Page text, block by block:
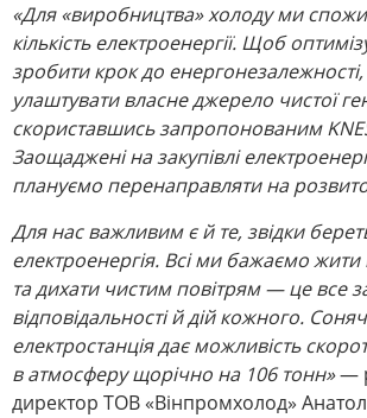
«Для «виробництва» холоду ми
кількість електроенергії. Щоб
зробити крок до
улаштувати власне джерело чистої
скориставшись запропонованим
Заощаджені на закупівлі
плануємо перенаправляти на
Для нас важливим є й те, звідки
електроенергія. Всі ми бажаємо жити
та дихати чистим повітрям — це все
відповідальності й дій кожного.
електростанція дає можливість
в атмосферу щорічно на 106 тонн»—
директор ТОВ «Вінпромхолод»